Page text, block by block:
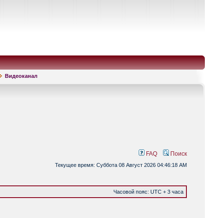
Видеоканал
FAQ Поиск
Текущее время: Суббота 08 Август 2026 04:46:18 AM
Часовой пояс: UTC + 3 часа